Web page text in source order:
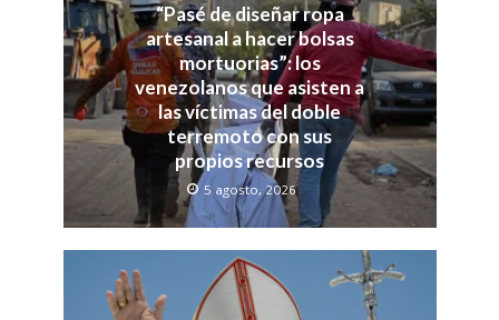
“Pasé de diseñar ropa
artesanal a hacer bolsas
mortuorias”: los
venezolanos que asisten a
las víctimas del doble
terremoto con sus
propios recursos
5 agosto, 2026